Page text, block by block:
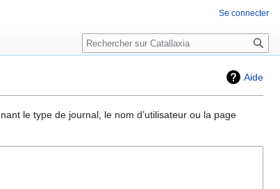
Aide
le type de journal, le nom d’utilisateur ou la page
Se connecter
Rechercher